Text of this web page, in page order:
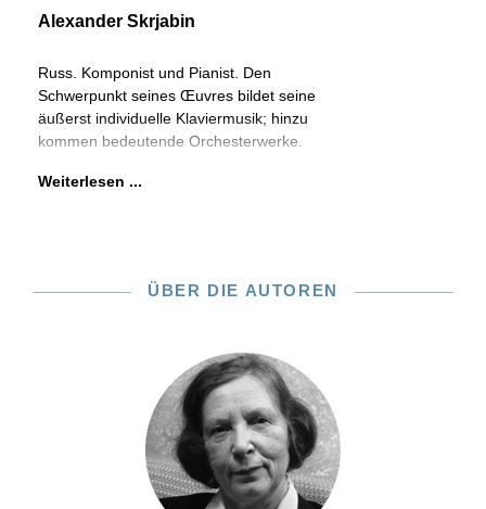
Alexander Skrjabin
Russ. Komponist und Pianist. Den
Schwerpunkt seines Œuvres bildet seine
äußerst individuelle Klaviermusik; hinzu
kommen bedeutende Orchesterwerke.
Weiterlesen ...
ÜBER DIE AUTOREN